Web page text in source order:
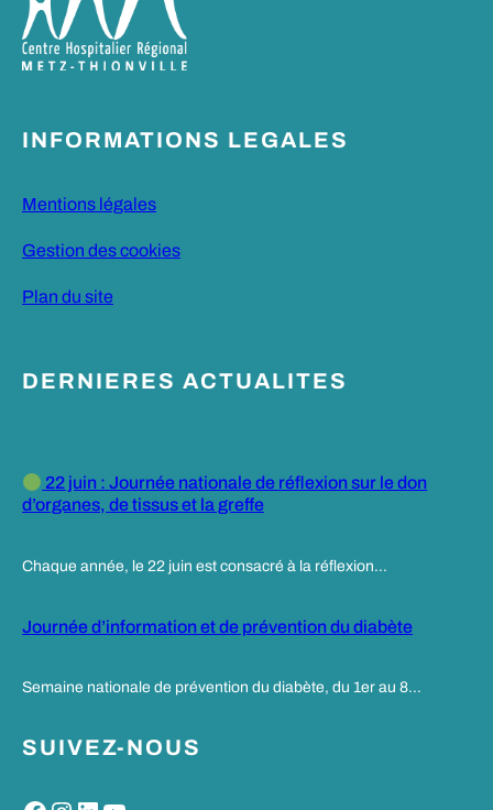
INFORMATIONS LEGALES
Mentions légales
Gestion des cookies
Plan du site
DERNIERES ACTUALITES
22 juin : Journée nationale de réflexion sur le don
d’organes, de tissus et la greffe
Chaque année, le 22 juin est consacré à la réflexion…
Journée d’information et de prévention du diabète
Semaine nationale de prévention du diabète, du 1er au 8…
SUIVEZ-NOUS